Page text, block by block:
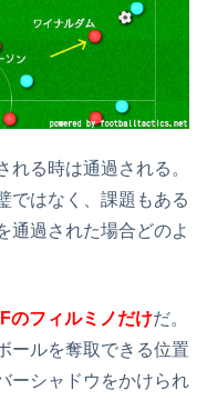
れる時は通過される。
ではなく、課題もある
通過された場合どのよ
のフィルミノだけだ。
ールを奪取できる位置
ーシャドウをかけられ